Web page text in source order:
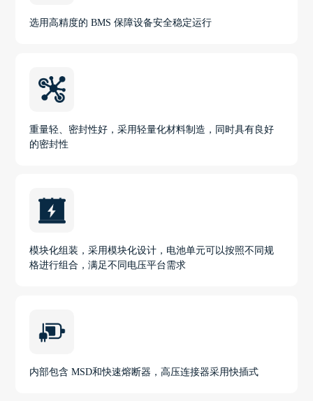
选用高精度的 BMS 保障设备安全稳定运行
重量轻、密封性好，采用轻量化材料制造，同时具有良好
的密封性
模块化组装，采用模块化设计，电池单元可以按照不同规
格进行组合，满足不同电压平台需求
内部包含 MSD和快速熔断器，高压连接器采用快插式